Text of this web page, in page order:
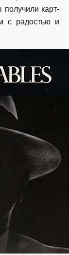
получили карт-
с радостью и